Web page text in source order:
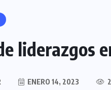
liderazgos
ENERO 14, 2023